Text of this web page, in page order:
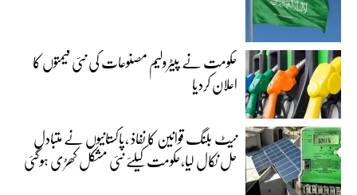
حکومت نے پیٹرولیم مصنوعات کی نئی قیمتوں کا
اعلان کردیا
نیٹ بلنگ قوانین کا نفاذ ،پاکستانیوں نے متبادل
حل نکال لیا،حکومت کیلئے نئی مشکل کھڑی ہوگئی